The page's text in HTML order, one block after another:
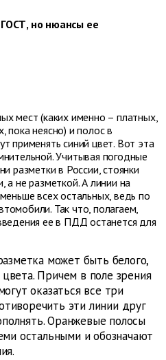
но нюансы ее
мест (каких именно – платных,
пока неясно) и полос в
применять синий цвет. Вот эта
Учитывая погодные
разметки в России, стоянки
а не разметкой. А линии на
всех остальных, ведь по
Так что, полагаем,
ее в ПДД останется для
может быть белого,
Причем в поле зрения
оказаться все три
эти линии друг
Оранжевые полосы
остальными и обозначают